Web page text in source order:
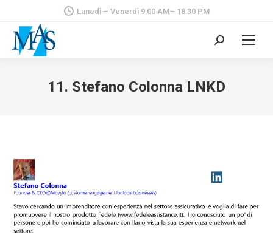
Lunedì – Venerdì 9:00 AM– 18:30 PM
Cerca:
11. Stefano Colonna LNKD